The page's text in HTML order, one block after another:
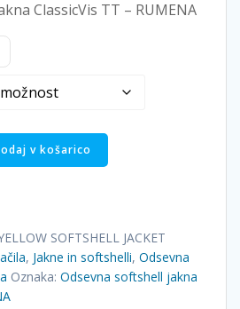
ClassicVis TT – RUMENA
v košarico
SOFTSHELL JACKET
, Jakne in softshelli, Odsevna
Oznaka: Odsevna softshell jakna